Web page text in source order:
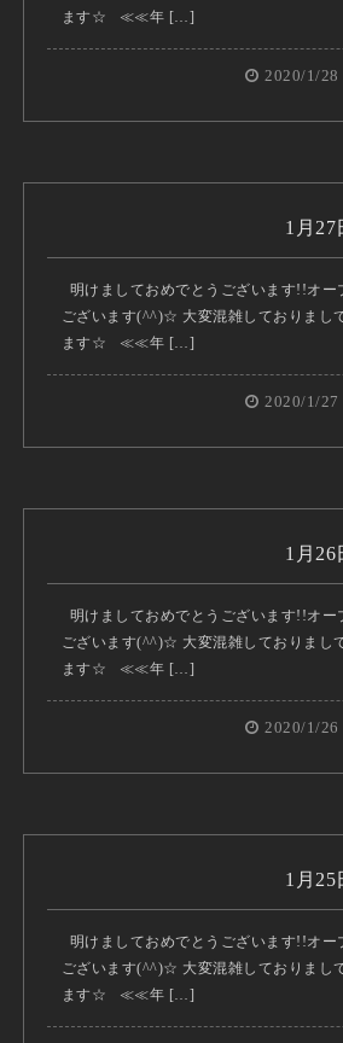
ます☆ ≪≪年 […]
2020/1/28
1月27
明けましておめでとうございます!!オー
ございます(^^)☆ 大変混雑しておりまし
ます☆ ≪≪年 […]
2020/1/27
1月26
明けましておめでとうございます!!オー
ございます(^^)☆ 大変混雑しておりまし
ます☆ ≪≪年 […]
2020/1/26
1月25
明けましておめでとうございます!!オー
ございます(^^)☆ 大変混雑しておりまし
ます☆ ≪≪年 […]